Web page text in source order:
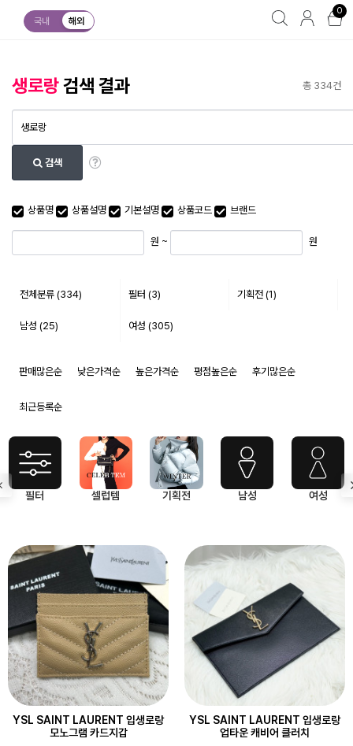
국내 해외
0
생로랑검색 결과 총 334건
검색
상품명 상품설명 기본설명 상품코드 브랜드
원 ~ 원
전체분류 (334) 필터 (3) 기획전 (1)
남성 (25) 여성 (305)
판매많은순 낮은가격순 높은가격순 평점높은순 후기많은순
최근등록순
필터 셀럽템 기획전 남성 여성
YSL SAINT LAURENT 입생로랑
모노그램 카드지갑
YSL SAINT LAURENT 입생로랑
업타운 캐비어 클러치